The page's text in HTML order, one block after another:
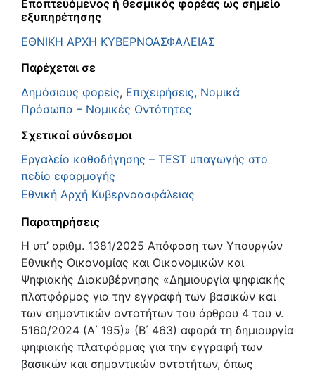
Εποπτευόμενος ή θεσμικός φορέας ως σημείο
εξυπηρέτησης
ΕΘΝΙΚΗ ΑΡΧΗ ΚΥΒΕΡΝΟΑΣΦΑΛΕΙΑΣ
Παρέχεται σε
Δημόσιους φορείς, Επιχειρήσεις, Νομικά
Πρόσωπα – Νομικές Οντότητες
Σχετικοί σύνδεσμοι
Εργαλείο καθοδήγησης – TEST υπαγωγής στο
πεδίο εφαρμογής
Εθνική Αρχή Κυβερνοασφάλειας
Παρατηρήσεις
Η υπ’ αριθμ. 1381/2025 Απόφαση των Υπουργών
Εθνικής Οικονομίας και Οικονομικών και
Ψηφιακής Διακυβέρνησης «Δημιουργία ψηφιακής
πλατφόρμας για την εγγραφή των βασικών και
των σημαντικών οντοτήτων του άρθρου 4 του ν.
5160/2024 (Α΄ 195)» (Β΄ 463) αφορά τη δημιουργία
ψηφιακής πλατφόρμας για την εγγραφή των
βασικών και σημαντικών οντοτήτων, όπως